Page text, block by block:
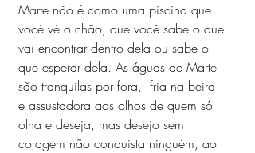
Marte não é como uma piscina que
você vê o chão, que você sabe o que
vai encontrar dentro dela ou sabe o
que esperar dela. As águas de Marte
são tranquilas por fora,  fria na beira
e assustadora aos olhos de quem só
olha e deseja, mas desejo sem
coragem não conquista ninguém, ao